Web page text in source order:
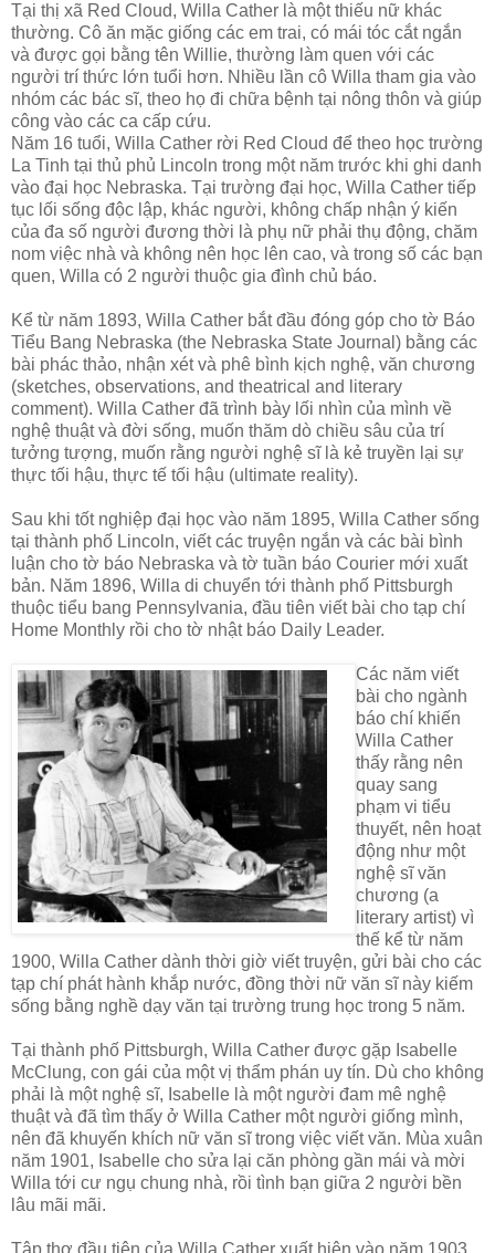
Tại thị xã Red Cloud, Willa Cather là một thiếu nữ khác
thường. Cô ăn mặc giống các em trai, có mái tóc cắt ngắn
và được gọi bằng tên Willie, thường làm quen với các
người trí thức lớn tuổi hơn. Nhiều lần cô Willa tham gia vào
nhóm các bác sĩ, theo họ đi chữa bệnh tại nông thôn và giúp
công vào các ca cấp cứu.
Năm 16 tuổi, Willa Cather rời Red Cloud để theo học trường
La Tinh tại thủ phủ Lincoln trong một năm trước khi ghi danh
vào đại học Nebraska. Tại trường đại học, Willa Cather tiếp
tục lối sống độc lập, khác người, không chấp nhận ý kiến
của đa số người đương thời là phụ nữ phải thụ động, chăm
nom việc nhà và không nên học lên cao, và trong số các bạn
quen, Willa có 2 người thuộc gia đình chủ báo.
Kể từ năm 1893, Willa Cather bắt đầu đóng góp cho tờ Báo
Tiểu Bang Nebraska (the Nebraska State Journal) bằng các
bài phác thảo, nhận xét và phê bình kịch nghệ, văn chương
(sketches, observations, and theatrical and literary
comment). Willa Cather đã trình bày lối nhìn của mình về
nghệ thuật và đời sống, muốn thăm dò chiều sâu của trí
tưởng tượng, muốn rằng người nghệ sĩ là kẻ truyền lại sự
thực tối hậu, thực tế tối hậu (ultimate reality).
Sau khi tốt nghiệp đại học vào năm 1895, Willa Cather sống
tại thành phố Lincoln, viết các truyện ngắn và các bài bình
luận cho tờ báo Nebraska và tờ tuần báo Courier mới xuất
bản. Năm 1896, Willa di chuyển tới thành phố Pittsburgh
thuộc tiểu bang Pennsylvania, đầu tiên viết bài cho tạp chí
Home Monthly rồi cho tờ nhật báo Daily Leader.
Các năm viết
bài cho ngành
báo chí khiến
Willa Cather
thấy rằng nên
quay sang
phạm vi tiểu
thuyết, nên hoạt
động như một
nghệ sĩ văn
chương (a
literary artist) vì
thế kể từ năm
1900, Willa Cather dành thời giờ viết truyện, gửi bài cho các
tạp chí phát hành khắp nước, đồng thời nữ văn sĩ này kiếm
sống bằng nghề dạy văn tại trường trung học trong 5 năm.
Tại thành phố Pittsburgh, Willa Cather được gặp Isabelle
McClung, con gái của một vị thẩm phán uy tín. Dù cho không
phải là một nghệ sĩ, Isabelle là một người đam mê nghệ
thuật và đã tìm thấy ở Willa Cather một người giống mình,
nên đã khuyến khích nữ văn sĩ trong việc viết văn. Mùa xuân
năm 1901, Isabelle cho sửa lại căn phòng gần mái và mời
Willa tới cư ngụ chung nhà, rồi tình bạn giữa 2 người bền
lâu mãi mãi.